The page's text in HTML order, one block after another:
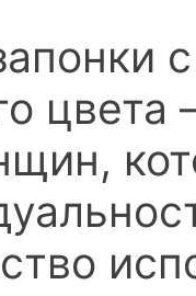
цвета